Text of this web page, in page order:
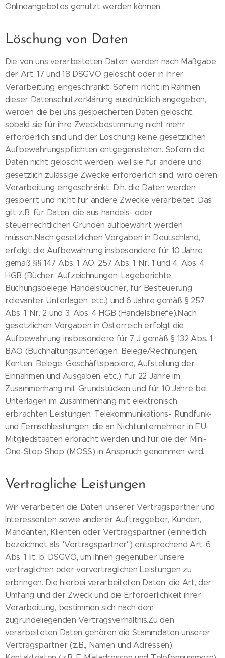
Onlineangebotes genutzt werden können.
Löschung von Daten
Die von uns verarbeiteten Daten werden nach Maßgabe
der Art. 17 und 18 DSGVO gelöscht oder in ihrer
Verarbeitung eingeschränkt. Sofern nicht im Rahmen
dieser Datenschutzerklärung ausdrücklich angegeben,
werden die bei uns gespeicherten Daten gelöscht,
sobald sie für ihre Zweckbestimmung nicht mehr
erforderlich sind und der Löschung keine gesetzlichen
Aufbewahrungspflichten entgegenstehen. Sofern die
Daten nicht gelöscht werden, weil sie für andere und
gesetzlich zulässige Zwecke erforderlich sind, wird deren
Verarbeitung eingeschränkt. D.h. die Daten werden
gesperrt und nicht für andere Zwecke verarbeitet. Das
gilt z.B. für Daten, die aus handels- oder
steuerrechtlichen Gründen aufbewahrt werden
müssen.Nach gesetzlichen Vorgaben in Deutschland,
erfolgt die Aufbewahrung insbesondere für 10 Jahre
gemäß §§ 147 Abs. 1 AO, 257 Abs. 1 Nr. 1 und 4, Abs. 4
HGB (Bücher, Aufzeichnungen, Lageberichte,
Buchungsbelege, Handelsbücher, für Besteuerung
relevanter Unterlagen, etc.) und 6 Jahre gemäß § 257
Abs. 1 Nr. 2 und 3, Abs. 4 HGB (Handelsbriefe).Nach
gesetzlichen Vorgaben in Österreich erfolgt die
Aufbewahrung insbesondere für 7 J gemäß § 132 Abs. 1
BAO (Buchhaltungsunterlagen, Belege/Rechnungen,
Konten, Belege, Geschäftspapiere, Aufstellung der
Einnahmen und Ausgaben, etc.), für 22 Jahre im
Zusammenhang mit Grundstücken und für 10 Jahre bei
Unterlagen im Zusammenhang mit elektronisch
erbrachten Leistungen, Telekommunikations-, Rundfunk-
und Fernsehleistungen, die an Nichtunternehmer in EU-
Mitgliedstaaten erbracht werden und für die der Mini-
One-Stop-Shop (MOSS) in Anspruch genommen wird.
Vertragliche Leistungen
Wir verarbeiten die Daten unserer Vertragspartner und
Interessenten sowie anderer Auftraggeber, Kunden,
Mandanten, Klienten oder Vertragspartner (einheitlich
bezeichnet als "Vertragspartner") entsprechend Art. 6
Abs. 1 lit. b. DSGVO, um ihnen gegenüber unsere
vertraglichen oder vorvertraglichen Leistungen zu
erbringen. Die hierbei verarbeiteten Daten, die Art, der
Umfang und der Zweck und die Erforderlichkeit ihrer
Verarbeitung, bestimmen sich nach dem
zugrundeliegenden Vertragsverhältnis.Zu den
verarbeiteten Daten gehören die Stammdaten unserer
Vertragspartner (z.B., Namen und Adressen),